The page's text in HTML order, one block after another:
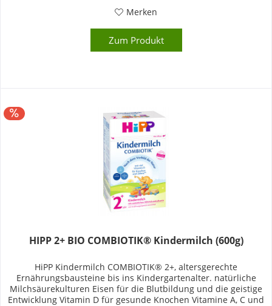
Merken
Zum Produkt
HIPP 2+ BIO COMBIOTIK® Kindermilch (600g)
HiPP Kindermilch COMBIOTIK® 2+, altersgerechte
Ernährungsbausteine bis ins Kindergartenalter. natürliche
Milchsäurekulturen Eisen für die Blutbildung und die geistige
Entwicklung Vitamin D für gesunde Knochen Vitamine A, C und